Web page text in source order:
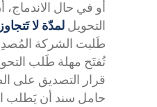
أو في حال
التحويل لمدّة لا
طَلبت الشركة
تُفتَح مهلة طَلب
قرار التصديق على
حامل سند أن يَطلب